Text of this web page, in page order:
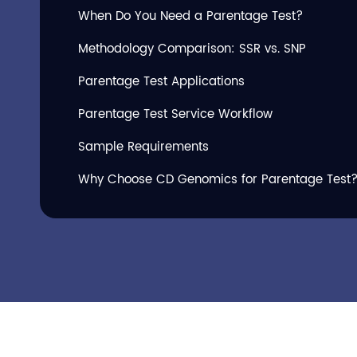
When Do You Need a Parentage Test?
Methodology Comparison: SSR vs. SNP
Parentage Test Applications
Parentage Test Service Workflow
Sample Requirements
Why Choose CD Genomics for Parentage Test?